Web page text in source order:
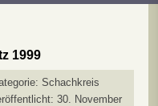
1999
Schachkreis
30. November